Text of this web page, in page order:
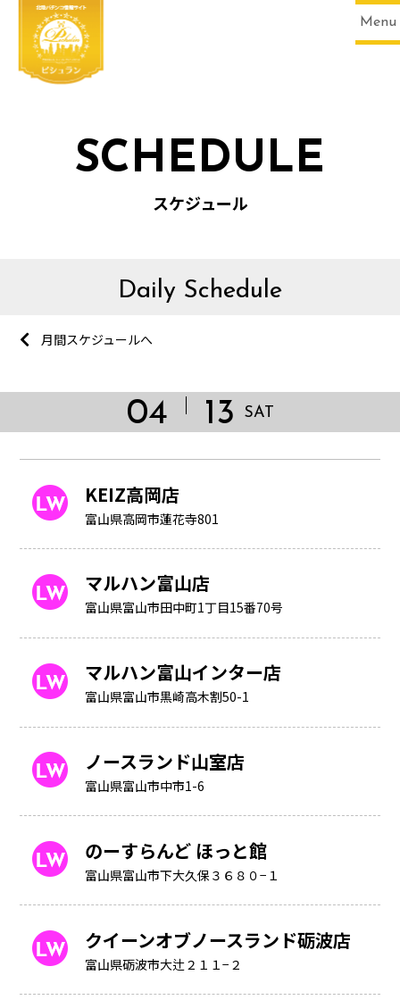
Menu
SCHEDULE
スケジュール
Daily Schedule
月間スケジュールへ
04 13 SAT
KEIZ高岡店
富山県高岡市蓮花寺801
マルハン富山店
富山県富山市田中町1丁目15番70号
マルハン富山インター店
富山県富山市黒崎高木割50-1
ノースランド山室店
富山県富山市中市1-6
のーすらんど ほっと館
富山県富山市下大久保３６８０−１
クイーンオブノースランド砺波店
富山県砺波市大辻２１１−２